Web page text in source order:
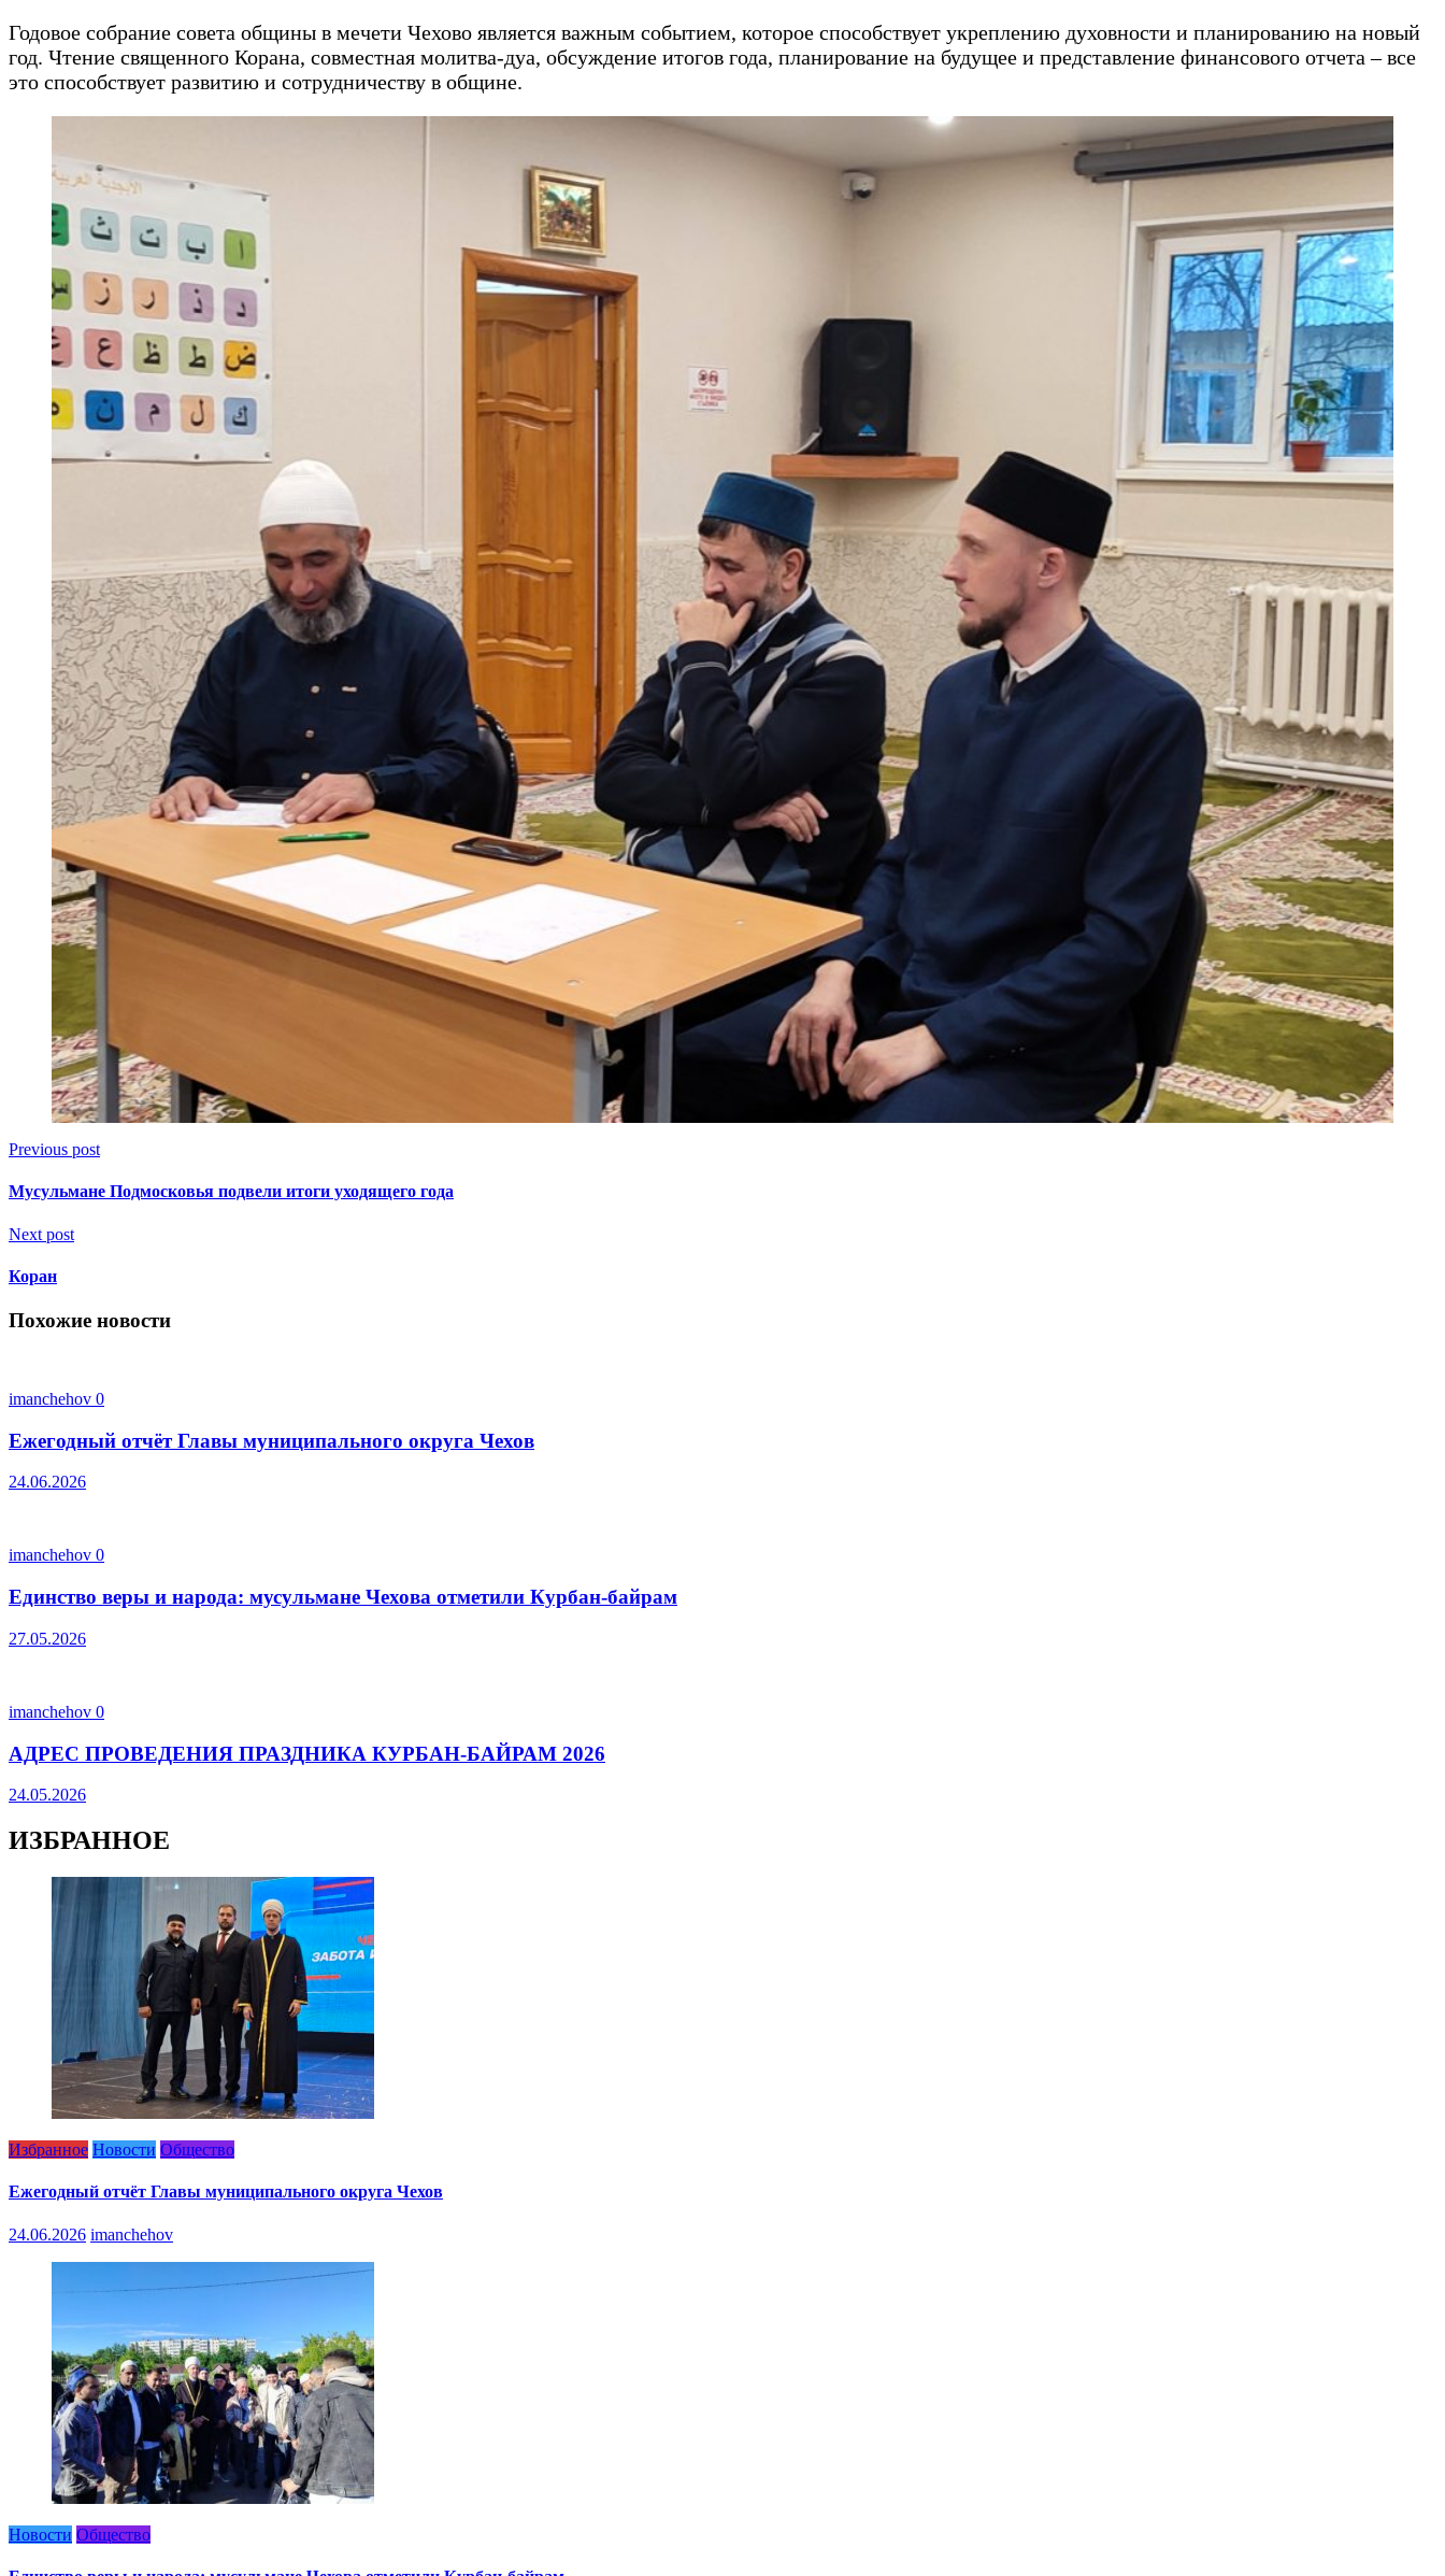
Годовое собрание совета общины в мечети Чехово является важным событием, которое способствует укреплению духовности и планированию на новый
год. Чтение священного Корана, совместная молитва-дуа, обсуждение итогов года, планирование на будущее и представление финансового отчета – все
это способствует развитию и сотрудничеству в общине.
Previous post
Мусульмане Подмосковья подвели итоги уходящего года
Next post
Коран
Похожие новости
imanchehov 0
Ежегодный отчёт Главы муниципального округа Чехов
24.06.2026
imanchehov 0
Единство веры и народа: мусульмане Чехова отметили Курбан-байрам
27.05.2026
imanchehov 0
АДРЕС ПРОВЕДЕНИЯ ПРАЗДНИКА КУРБАН-БАЙРАМ 2026
24.05.2026
ИЗБРАННОЕ
Избранное Новости Общество
Ежегодный отчёт Главы муниципального округа Чехов
24.06.2026 imanchehov
Новости Общество